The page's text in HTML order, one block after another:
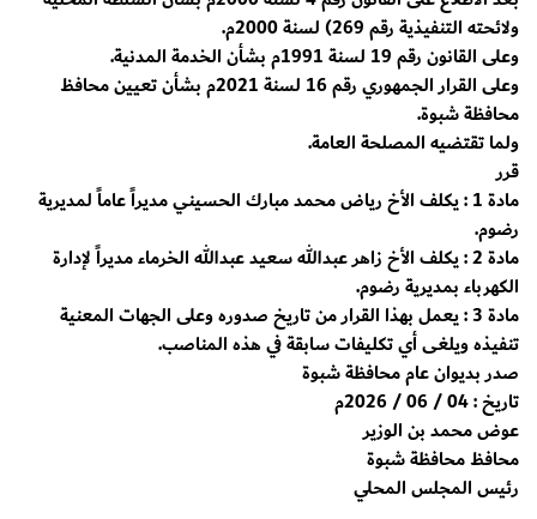
ولائحته التنفيذية رقم 269) لسنة 2000م.
وعلى القانون رقم 19 لسنة 1991م بشأن الخدمة المدنية.
وعلى القرار الجمهوري رقم 16 لسنة 2021م بشأن تعيين محافظ
محافظة شبوة.
ولما تقتضيه المصلحة العامة.
قرر
مادة 1 : يكلف الأخ رياض محمد مبارك الحسيني مديراً عاماً لمديرية
رضوم.
مادة 2 : يكلف الأخ زاهر عبدالله سعيد عبدالله الخرماء مديراً لإدارة
الكهرباء بمديرية رضوم.
مادة 3 : يعمل بهذا القرار من تاريخ صدوره وعلى الجهات المعنية
تنفيذه ويلغى أي تكليفات سابقة في هذه المناصب.
صدر بديوان عام محافظة شبوة
تاريخ : 04 / 06 / 2026م
عوض محمد بن الوزير
محافظ محافظة شبوة
رئيس المجلس المحلي